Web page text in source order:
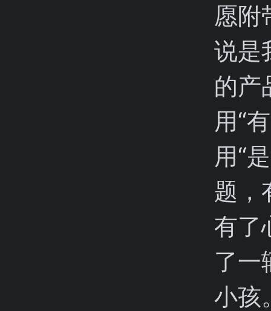
愿附
说是
的产
用“
用“
题，
有了
了一
小孩